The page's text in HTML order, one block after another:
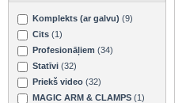
Komplekts (ar galvu) (9)
Cits (1)
Profesionāļiem (34)
Statīvi (32)
Priekš video (32)
MAGIC ARM & CLAMPS (1)